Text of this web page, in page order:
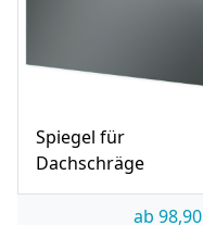
Spiegel für
Dachschräge
ab 98,90